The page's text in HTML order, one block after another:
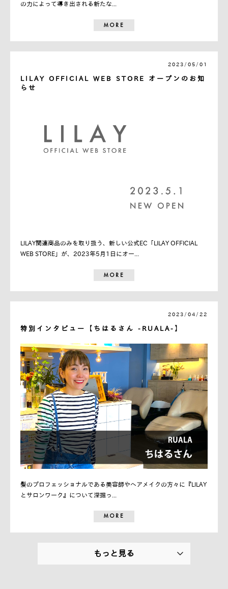
の力によって導き出される新たな...
MORE
2023/05/01
LILAY OFFICIAL WEB STORE オープンのお知
らせ
LILAY関連商品のみを取り扱う、新しい公式EC「LILAY OFFICIAL
WEB STORE」が、2023年5月1日にオー...
MORE
2023/04/22
特別インタビュー【ちはるさん -RUALA-】
髪のプロフェッショナルである美容師やヘアメイクの方々に『LILAY
とサロンワーク』について深掘っ...
MORE